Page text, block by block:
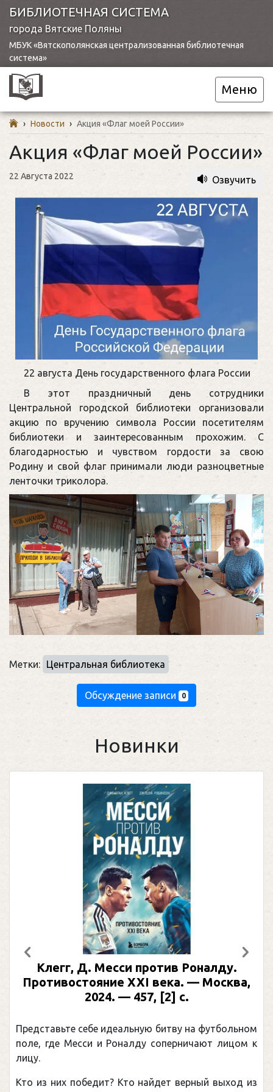
БИБЛИОТЕЧНАЯ СИСТЕМА
города Вятские Поляны
МБУК «Вятскополянская централизованная библиотечная
система»
Меню
› Новости › Акция «Флаг моей России»
Акция «Флаг моей России»
22 Августа 2022 Озвучить
22 августа День государственного флага России
В этот праздничный день сотрудники
Центральной городской библиотеки организовали
акцию по вручению символа России посетителям
библиотеки и заинтересованным прохожим. С
благодарностью и чувством гордости за свою
Родину и свой флаг принимали люди разноцветные
ленточки триколора.
Метки: Центральная библиотека
Обсуждение записи 0
Новинки
Клегг, Д. Месси против Роналду.
Противостояние XXI века. — Москва,
2024. — 457, [2] с.
Представьте себе идеальную битву на футбольном
поле, где Месси и Роналду соперничают лицом к
лицу.
Кто из них победит? Кто найдет верный выход из
Предыдущий